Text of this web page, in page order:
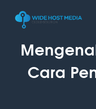
Cara